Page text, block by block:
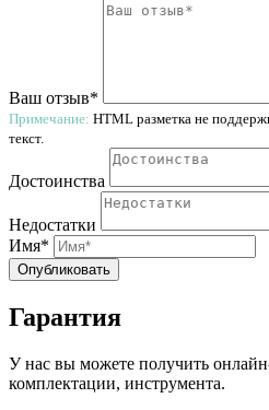
Ваш отзыв*
Примечание: HTML разметка не
текст.
Достоинства
Недостатки
Имя*
Опубликовать
Гарантия
У нас вы можете получить
комплектации, инструмента.